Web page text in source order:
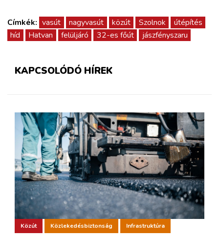
Címkék: vasút nagyvasút közút Szolnok
útépítés
híd
Hatvan felüljáró 32-es főút jászfényszaru
KAPCSOLÓDÓ HÍREK
Közút Közlekedésbiztonság Infrastruktúra